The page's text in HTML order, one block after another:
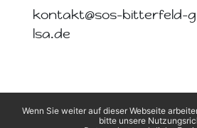
Wenn Sie weiter auf dieser Webseite
bitte unsere
kontakt@sos-bitterfeld-
lsa.de